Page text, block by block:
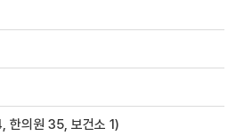
한의원 35, 보건소 1)